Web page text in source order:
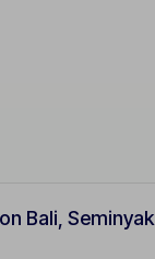
Bali, Seminyak